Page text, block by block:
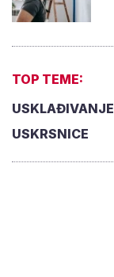
TOP TEME:
USKLAĐIVANJE
USKRSNICE